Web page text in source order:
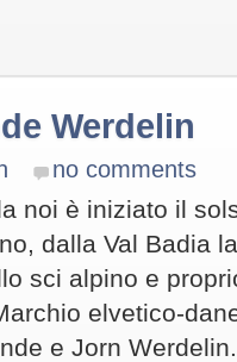
Werdelin
no comments
noi è iniziato il
dalla Val Badia
sci alpino e
elvetico-
e Jorn Werdelin.